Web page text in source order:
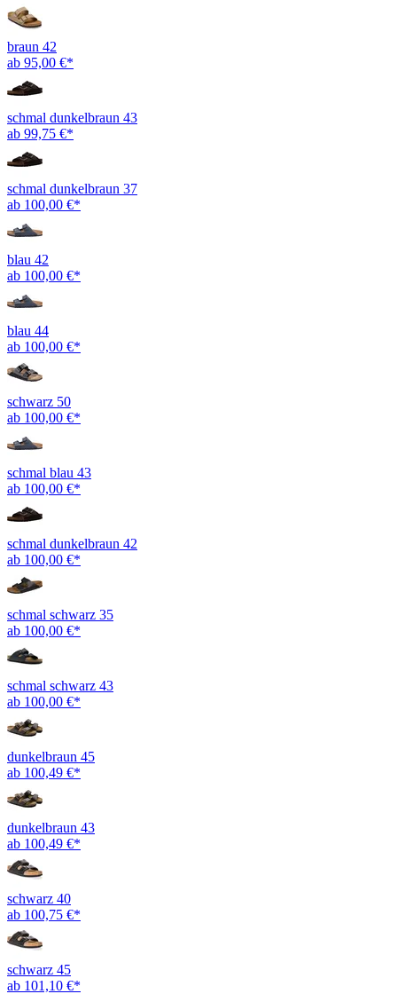
braun 42
ab 95,00 €*
schmal dunkelbraun 43
ab 99,75 €*
schmal dunkelbraun 37
ab 100,00 €*
blau 42
ab 100,00 €*
blau 44
ab 100,00 €*
schwarz 50
ab 100,00 €*
schmal blau 43
ab 100,00 €*
schmal dunkelbraun 42
ab 100,00 €*
schmal schwarz 35
ab 100,00 €*
schmal schwarz 43
ab 100,00 €*
dunkelbraun 45
ab 100,49 €*
dunkelbraun 43
ab 100,49 €*
schwarz 40
ab 100,75 €*
schwarz 45
ab 101,10 €*